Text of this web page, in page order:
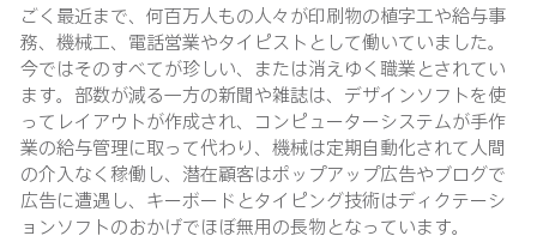
ごく最近まで、何百万人もの人々が印刷物の植字工や給与事
務、機械工、電話営業やタイピストとして働いていました。
今ではそのすべてが珍しい、または消えゆく職業とされてい
ます。部数が減る一方の新聞や雑誌は、デザインソフトを使
ってレイアウトが作成され、コンピューターシステムが手作
業の給与管理に取って代わり、機械は定期自動化されて人間
の介入なく稼働し、潜在顧客はポップアップ広告やブログで
広告に遭遇し、キーボードとタイピング技術はディクテーシ
ョンソフトのおかげでほぼ無用の長物となっています。